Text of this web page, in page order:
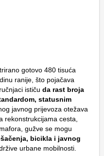
gotovo 480 tisuća
ranije, što pojačava
ističu da rast broja
statusnim
javnog prijevoza otežava
rekonstrukcijama cesta,
gužve se mogu
bicikla i javnog
urbane mobilnosti.